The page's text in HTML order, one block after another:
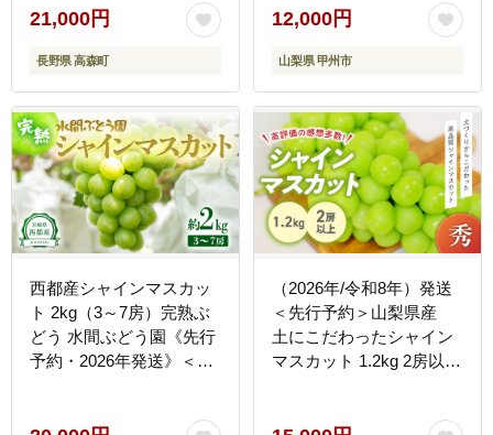
ぶどう パープル 山下屋荘
21,000円
長野県 高森町
12,000円
山梨県 甲州市
西都産シャインマスカッ
ト 2kg（3～7房）完熟ぶ
どう 水間ぶどう園《先行
予約・2026年発送》＜16-
（2026年/令和8年）発送
＜先行予約＞山梨県産
土にこだわったシャイン
マスカット 1.2kg 2房以上